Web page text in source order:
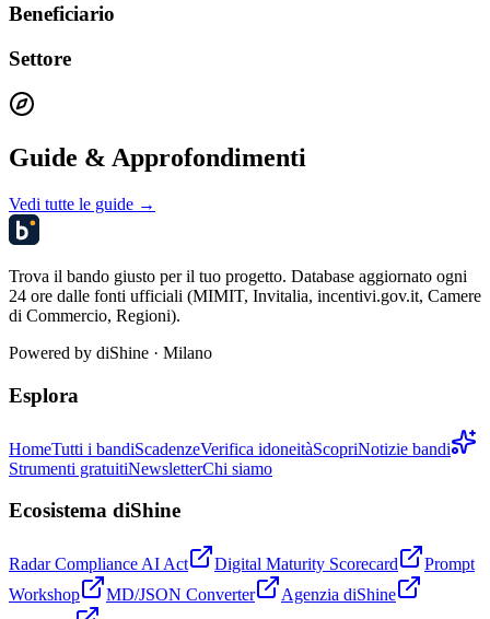
Beneficiario
Settore
Guide & Approfondimenti
Vedi tutte le guide →
Trova il bando giusto per il tuo progetto. Database aggiornato ogni
24 ore dalle fonti ufficiali (MIMIT, Invitalia, incentivi.gov.it, Camere
di Commercio, Regioni).
Powered by diShine · Milano
Esplora
HomeTutti i bandiScadenzeVerifica idoneitàScopriNotizie bandi
Strumenti gratuitiNewsletterChi siamo
Ecosistema diShine
Radar Compliance AI Act Digital Maturity Scorecard
Prompt
Workshop
MD/JSON Converter
Agenzia diShine